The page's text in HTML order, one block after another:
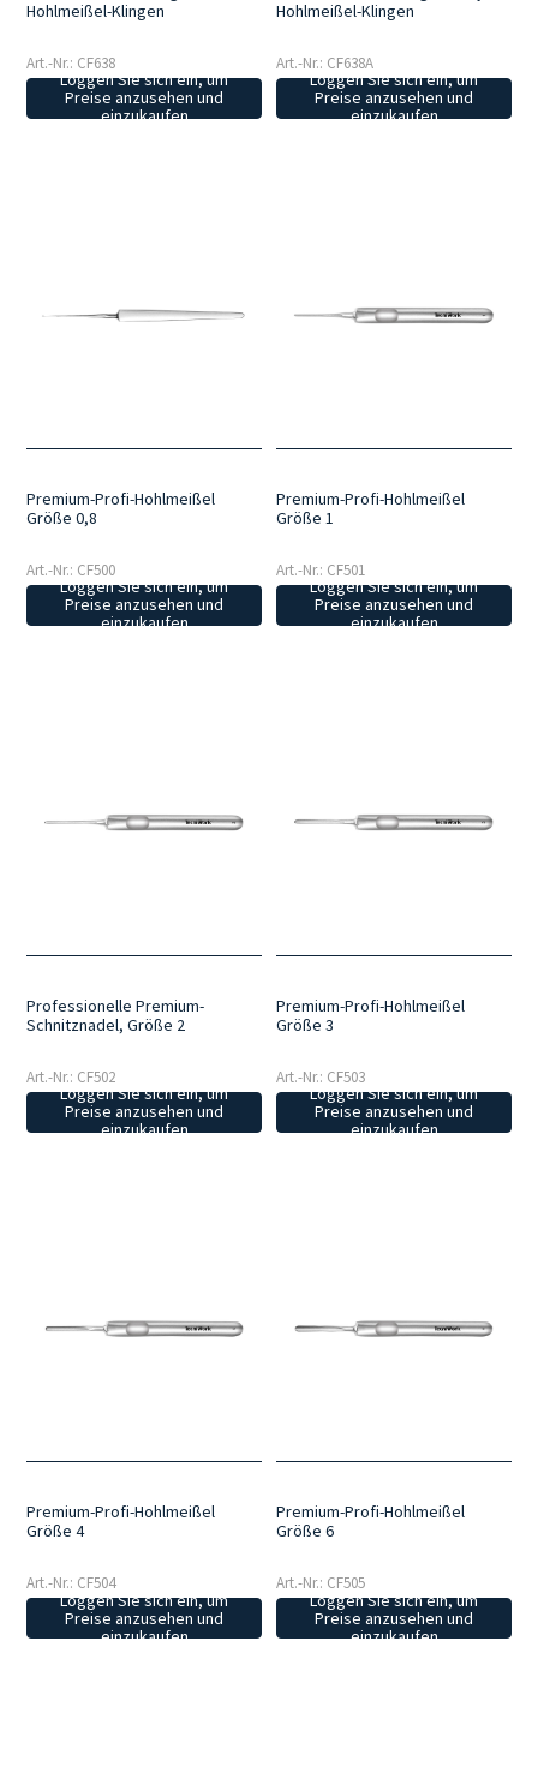
Hohlmeißel-Klingen
Art.-Nr.: CF638
Loggen Sie sich ein, um
Preise anzusehen und
einzukaufen
Hohlmeißel-Klingen
Art.-Nr.: CF638A
Loggen Sie sich ein, um
Preise anzusehen und
einzukaufen
Premium-Profi-Hohlmeißel
Größe 0,8
Art.-Nr.: CF500
Loggen Sie sich ein, um
Preise anzusehen und
einzukaufen
Premium-Profi-Hohlmeißel
Größe 1
Art.-Nr.: CF501
Loggen Sie sich ein, um
Preise anzusehen und
einzukaufen
Professionelle Premium-
Schnitznadel, Größe 2
Art.-Nr.: CF502
Loggen Sie sich ein, um
Preise anzusehen und
einzukaufen
Premium-Profi-Hohlmeißel
Größe 3
Art.-Nr.: CF503
Loggen Sie sich ein, um
Preise anzusehen und
einzukaufen
Premium-Profi-Hohlmeißel
Größe 4
Art.-Nr.: CF504
Loggen Sie sich ein, um
Preise anzusehen und
einzukaufen
Premium-Profi-Hohlmeißel
Größe 6
Art.-Nr.: CF505
Loggen Sie sich ein, um
Preise anzusehen und
einzukaufen